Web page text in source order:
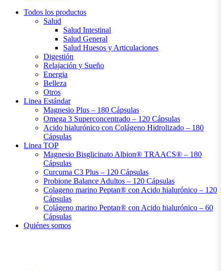
Todos los productos
Salud
Salud Intestinal
Salud General
Salud Huesos y Articulaciones
Digestión
Relajación y Sueño
Energia
Belleza
Otros
Linea Estándar
Magnesio Plus – 180 Cápsulas
Omega 3 Superconcentrado – 120 Cápsulas
Acido hialurónico con Colágeno Hidrolizado – 180
Cápsulas
Linea TOP
Magnesio Bisglicinato Albion® TRAACS® – 180
Cápsulas
Curcuma C3 Plus – 120 Cápsulas
Probione Balance Adultos – 120 Cápsulas
Colageno marino Peptan® con Acido hialurónico – 120
Cápsulas
Colágeno marino Peptan® con Acido hialurónico – 60
Cápsulas
Quiénes somos